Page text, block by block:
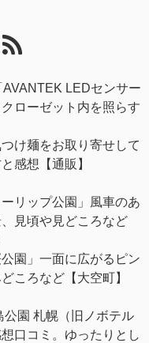
LEDセンサー
ローゼット内を照らす
け麺をお取り寄せして
感想【通販】
ーリップ公園」風車のあ
見頃や見どころなど
公園」一面に広がるピン
ころなど【大空町】
公園 札幌（旧ノボテル
口コミ。ゆったりとし